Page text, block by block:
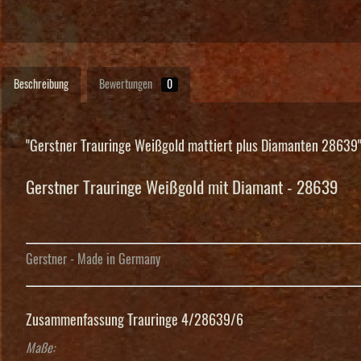
Beschreibung Bewertungen 0
"Gerstner Trauringe Weißgold mattiert plus Diamanten 28639"
Gerstner Trauringe Weißgold mit Diamant - 28639
Gerstner - Made in Germany
Zusammenfassung Trauringe 4/28639/6
Maße: